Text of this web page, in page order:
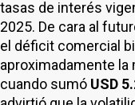
tasas de interés
2025. De cara al
el déficit comercial
aproximadamente la
cuando sumó USD